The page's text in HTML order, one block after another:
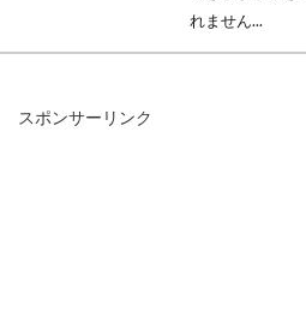
れません...
スポンサーリンク